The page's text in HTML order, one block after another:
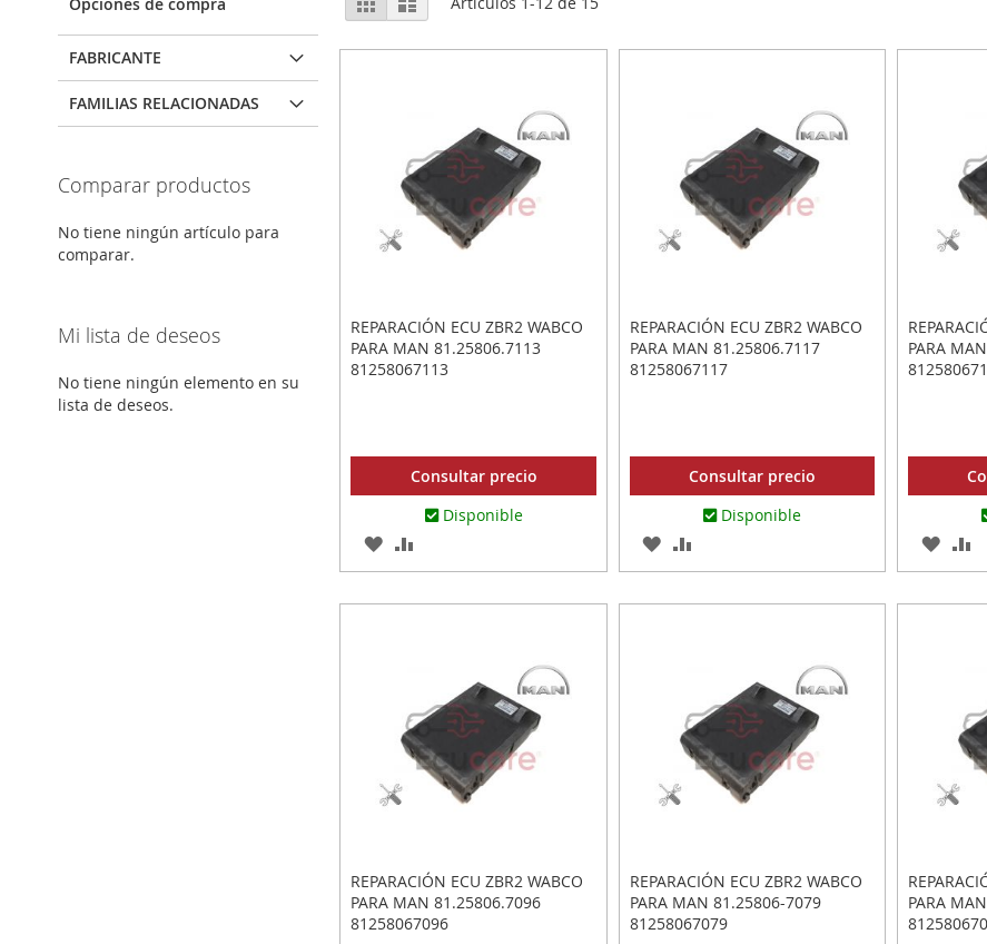
como
REPARACIÓN ECU ZBR2 WABCO
PARA MAN 81.25806.7113
81258067113
Consultar precio
Disponible
AGREGAR
A
PARA
REPARACIÓN ECU ZBR2 WABCO
PARA MAN 81.25806.7117
81258067117
Consultar precio
Disponible
AGREGAR
A
PARA
PARA
A
REPARACIÓN ECU ZBR2 WABCO
PARA MAN 81.25806.7096
81258067096
REPARACIÓN ECU ZBR2 WABCO
PARA MAN 81.25806-7079
81258067079
PARA
FABRICANTE
FAMILIAS RELACIONADAS
Comparar productos
No tiene ningún artículo para
comparar.
Mi lista de deseos
No tiene ningún elemento en su
lista de deseos.